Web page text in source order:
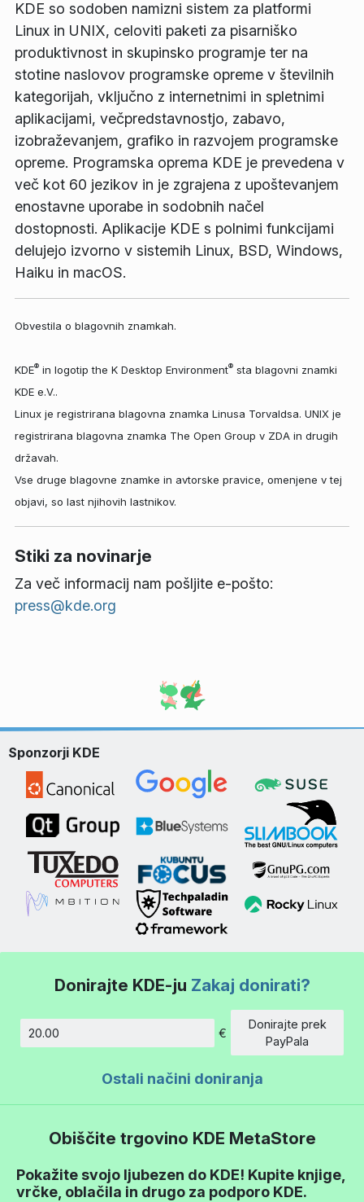
KDE so sodoben namizni sistem za platformi
Linux in UNIX, celoviti paketi za pisarniško
produktivnost in skupinsko programje ter na
stotine naslovov programske opreme v številnih
kategorijah, vključno z internetnimi in spletnimi
aplikacijami, večpredstavnostjo, zabavo,
izobraževanjem, grafiko in razvojem programske
opreme. Programska oprema KDE je prevedena v
več kot 60 jezikov in je zgrajena z upoštevanjem
enostavne uporabe in sodobnih načel
dostopnosti. Aplikacije KDE s polnimi funkcijami
delujejo izvorno v sistemih Linux, BSD, Windows,
Haiku in macOS.
Obvestila o blagovnih znamkah.
KDE® in logotip the K Desktop Environment® sta blagovni znamki
KDE e.V..
Linux je registrirana blagovna znamka Linusa Torvaldsa. UNIX je
registrirana blagovna znamka The Open Group v ZDA in drugih
državah.
Vse druge blagovne znamke in avtorske pravice, omenjene v tej
objavi, so last njihovih lastnikov.
Stiki za novinarje
Za več informacij nam pošljite e-pošto:
press@kde.org
Sponzorji KDE
Donirajte KDE-ju Zakaj donirati?
Znesek
€
Donirajte prek
PayPala
Ostali načini doniranja
Obiščite trgovino KDE MetaStore
Pokažite svojo ljubezen do KDE! Kupite knjige,
vrčke, oblačila in drugo za podporo KDE.